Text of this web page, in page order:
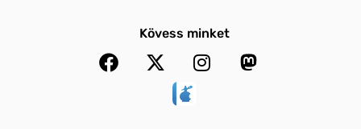
Kövess minket